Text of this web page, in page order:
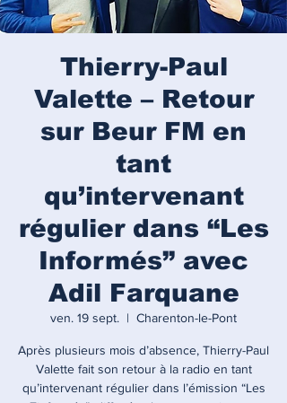
Thierry-Paul
Valette – Retour
sur Beur FM en
tant
qu’intervenant
régulier dans “Les
Informés” avec
Adil Farquane
ven. 19 sept.
  |
Charenton-le-Pont
Après plusieurs mois d’absence, Thierry-Paul
Valette fait son retour à la radio en tant
qu’intervenant régulier dans l’émission “Les